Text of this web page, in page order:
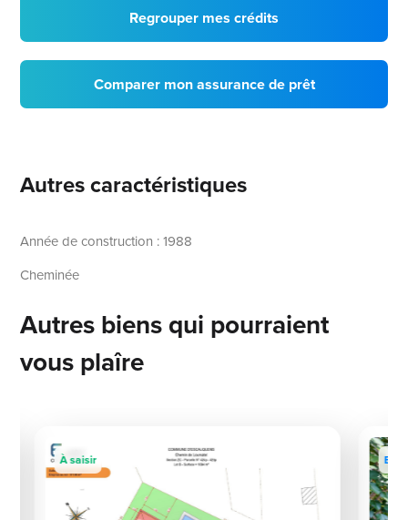
Regrouper mes crédits
Comparer mon assurance de prêt
Autres caractéristiques
Année de construction : 1988
Cheminée
Autres biens qui pourraient
vous plaîre
À saisir